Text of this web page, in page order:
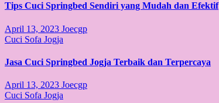
Tips Cuci Springbed Sendiri yang Mudah dan Efektif
April 13, 2023 Joecgp
Cuci Sofa Jogja
Jasa Cuci Springbed Jogja Terbaik dan Terpercaya
April 13, 2023 Joecgp
Cuci Sofa Jogja